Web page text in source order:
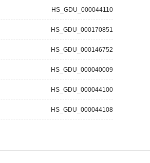
HS_GDU_000044110
HS_GDU_000170851
HS_GDU_000146752
HS_GDU_000040009
HS_GDU_000044100
HS_GDU_000044108